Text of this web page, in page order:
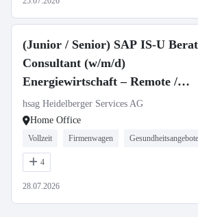
(Junior / Senior) SAP IS-U
Consultant (w/m/d)
Energiewirtschaft – Remote /
Deutschland / Neuseeland
hsag Heidelberger Services AG
Home Office
Vollzeit Firmenwagen Gesundheitsangebote
4
28.07.2026